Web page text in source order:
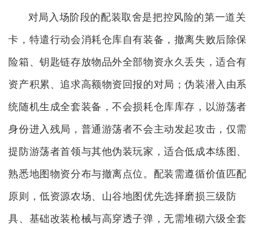
对局入场阶段的配装取舍是把控风险的第一道关
卡，特遣行动会消耗仓库自有装备，撤离失败后除保
险箱、钥匙链存放物品外全部物资永久丢失，适合有
资产积累、追求高额物资回报的对局；伪装潜入由系
统随机生成全套装备，不会损耗仓库库存，以游荡者
身份进入残局，普通游荡者不会主动发起攻击，仅需
提防游荡者首领与其他伪装玩家，适合低成本练图、
熟悉地图物资分布与撤离点位。配装需遵循价值匹配
原则，低资源农场、山谷地图优先选择磨损三级防
具、基础改装枪械与高穿透子弹，无需堆砌六级全套